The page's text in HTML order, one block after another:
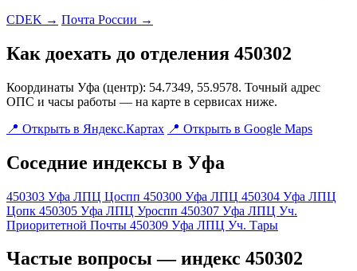
CDEK → Почта России →
Как доехать до отделения 450302
Координаты Уфа (центр): 54.7349, 55.9578. Точный адрес
ОПС и часы работы — на карте в сервисах ниже.
📍 Открыть в Яндекс.Картах 📍 Открыть в Google Maps
Соседние индексы в Уфа
450303 Уфа ЛПЦ Цоспп 450300 Уфа ЛПЦ 450304 Уфа ЛПЦ
Цопк 450305 Уфа ЛПЦ Уроспп 450307 Уфа ЛПЦ Уч.
Приоритетной Почты 450309 Уфа ЛПЦ Уч. Тары
Частые вопросы — индекс 450302